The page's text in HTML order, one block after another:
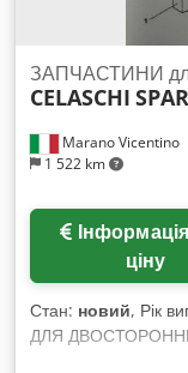
Marano Vicentino
1 522 km
ЗАПЧАСТИНИ
CELASCHI
ціну
Стан: новий, Рік
ДЛЯ
Б/В або НОВІ